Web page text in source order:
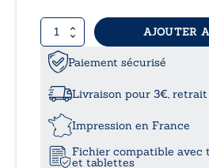
quantité
de
Charlotte
n’est
plus
crocodile
AJOUTER
Paiement sécurisé
Livraison pour 3€,
Impression en France
Fichier compatible avec
et tablettes